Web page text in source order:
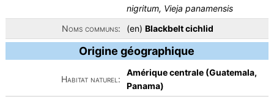
nigritum, Vieja panamensis
Noms communs:
(en) Blackbelt cichlid
Origine géographique
Habitat naturel:
Amérique centrale (Guatemala,
Panama)